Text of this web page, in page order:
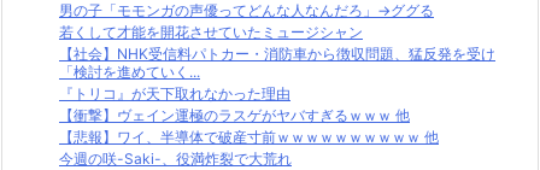
男の子「モモンガの声優ってどんな人なんだろ」→ググる
若くして才能を開花させていたミュージシャン
【社会】NHK受信料パトカー・消防車から徴収問題、猛反発を受け
「検討を進めていく...
『トリコ』が天下取れなかった理由
【衝撃】ヴェイン運極のラスゲがヤバすぎるｗｗｗ 他
【悲報】ワイ、半導体で破産寸前ｗｗｗｗｗｗｗｗｗｗ 他
今週の咲-Saki-、役満炸裂で大荒れ